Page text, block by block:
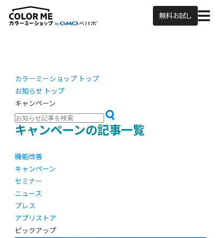
無料お試し
カラーミーショップ トップ
お知らせ トップ
キャンペーン
キャンペーンの記事一覧
機能改善
キャンペーン
セミナー
ニュース
プレス
アプリストア
ピックアップ